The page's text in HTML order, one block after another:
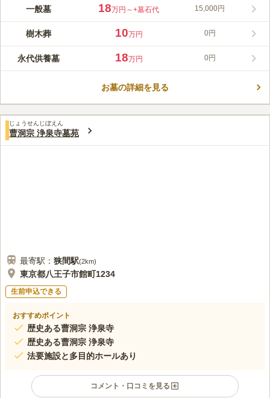
天海山 雲龍寺 光明霊園 永代供養は、東京都八王子にある曹洞宗
者に代わって永代に管理・供養してくれるので、後継者にお悩み
の方でも安心です。従来通りの一般墓、木の下で眠る樹木葬、永
お墓を選ぶことができます。
一般墓 18万円～+墓石代 15,000円
樹木葬 10万円 0円
永代供養墓 18万円 0円
お墓の詳細を見る
じょうせんじぼえん
曹洞宗 浄泉寺墓苑
最寄駅： 狭間駅(2km)
東京都八王子市館町1234
生前申込できる
おすすめポイント
歴史ある曹洞宗 浄泉寺
歴史ある曹洞宗 浄泉寺
法要施設と多目的ホールあり
コメント・口コミを見る